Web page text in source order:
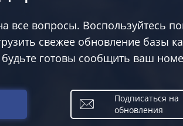
все вопросы. Воспользуйтесь
свежее обновление базы
готовы сообщить ваш
Подписаться на
обновления